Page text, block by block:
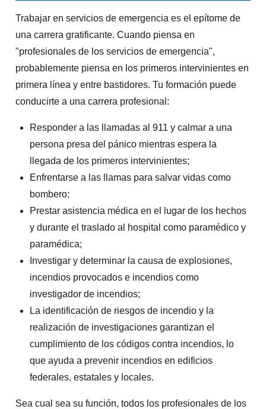
Trabajar en servicios de emergencia es el epítome de
una carrera gratificante. Cuando piensa en
"profesionales de los servicios de emergencia",
probablemente piensa en los primeros intervinientes en
primera línea y entre bastidores. Tu formación puede
conducirte a una carrera profesional:
Responder a las llamadas al 911 y calmar a una
persona presa del pánico mientras espera la
llegada de los primeros intervinientes;
Enfrentarse a las llamas para salvar vidas como
bombero;
Prestar asistencia médica en el lugar de los hechos
y durante el traslado al hospital como paramédico y
paramédica;
Investigar y determinar la causa de explosiones,
incendios provocados e incendios como
investigador de incendios;
La identificación de riesgos de incendio y la
realización de investigaciones garantizan el
cumplimiento de los códigos contra incendios, lo
que ayuda a prevenir incendios en edificios
federales, estatales y locales.
Sea cual sea su función, todos los profesionales de los